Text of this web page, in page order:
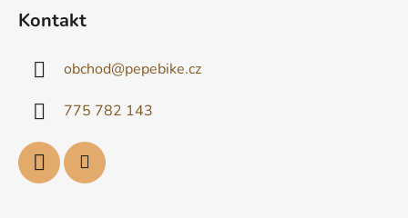
Kontakt
obchod@pepebike.cz
775 782 143